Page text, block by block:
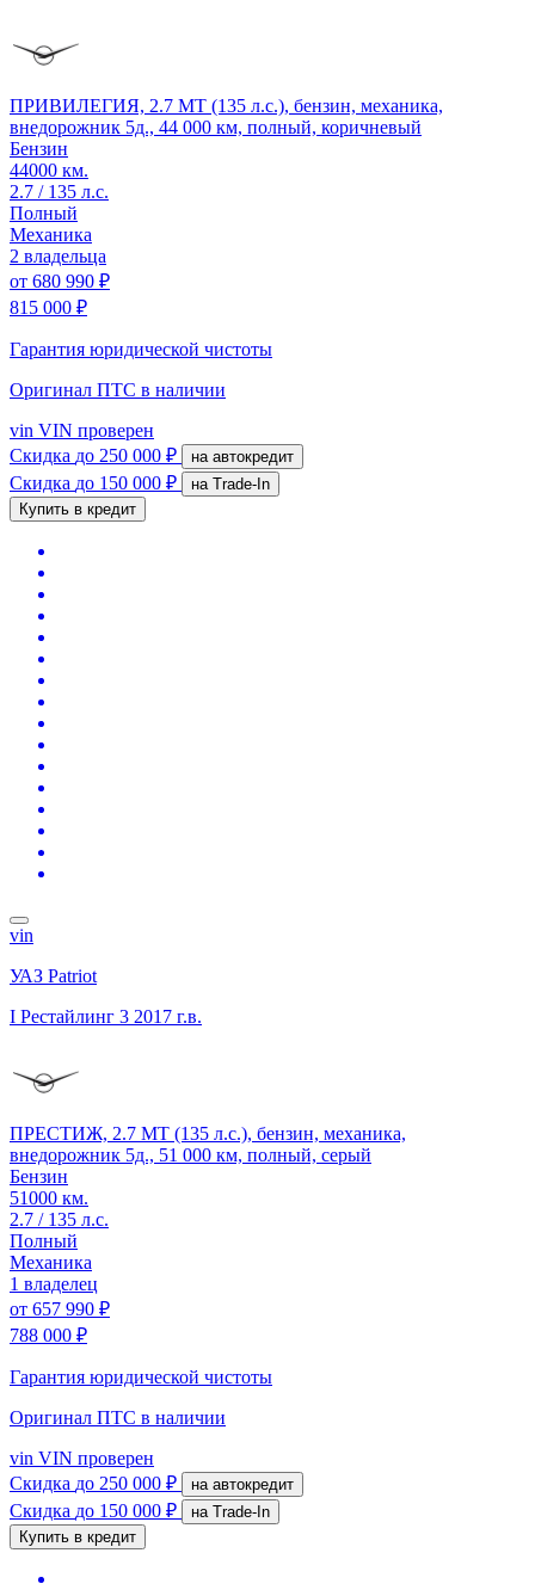
ПРИВИЛЕГИЯ, 2.7 MT (135 л.с.), бензин, механика,
внедорожник 5д., 44 000 км, полный, коричневый
Бензин
44000 км.
2.7 / 135 л.с.
Полный
Механика
2 владельца
от 680 990 ₽
815 000 ₽
Гарантия юридической чистоты
Оригинал ПТС в наличии
vin VIN проверен
Скидка до 250 000 ₽ на автокредит
Скидка до 150 000 ₽
на Trade-In
Купить в кредит
vin
УАЗ Patriot
I Рестайлинг 3 2017 г.в.
ПРЕСТИЖ, 2.7 MT (135 л.с.), бензин, механика,
внедорожник 5д., 51 000 км, полный, серый
Бензин
51000 км.
2.7 / 135 л.с.
Полный
Механика
1 владелец
от 657 990 ₽
788 000 ₽
Гарантия юридической чистоты
Оригинал ПТС в наличии
vin VIN проверен
Скидка до 250 000 ₽ на автокредит
Скидка до 150 000 ₽
на Trade-In
Купить в кредит